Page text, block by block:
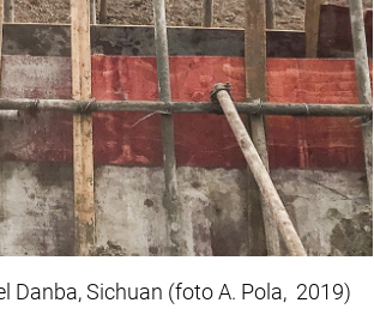
Danba, Sichuan (foto A. Pola, 2019)